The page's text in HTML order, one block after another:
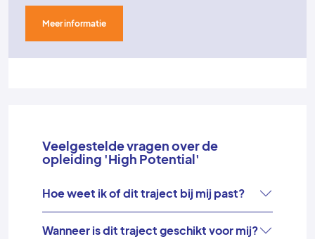
Meer informatie
Veelgestelde vragen over de
opleiding 'High Potential'
Hoe weet ik of dit traject bij mij past?
Wanneer is dit traject geschikt voor mij?